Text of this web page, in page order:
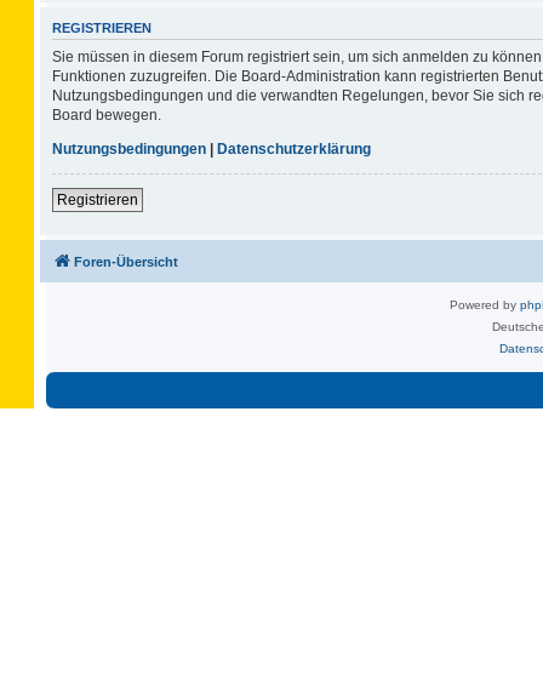
REGISTRIEREN
Sie müssen in diesem Forum registriert sein, um sich anmelden zu
Funktionen zuzugreifen. Die Board-Administration kann registrierten
Nutzungsbedingungen und die verwandten Regelungen, bevor Sie sich
Board bewegen.
Nutzungsbedingungen | Datenschutzerklärung
Registrieren
Foren-Übersicht
Powered by